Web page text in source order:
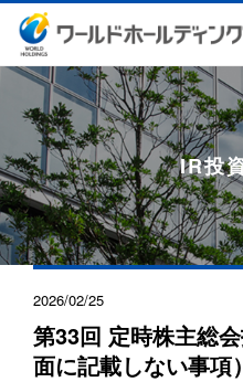
IR投
2026/02/25
第33回 定時株主総
面に記載しない事項）